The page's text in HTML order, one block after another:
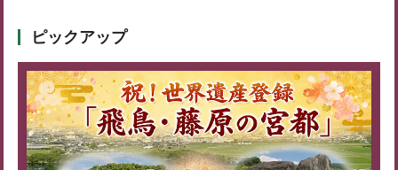
ピックアップ